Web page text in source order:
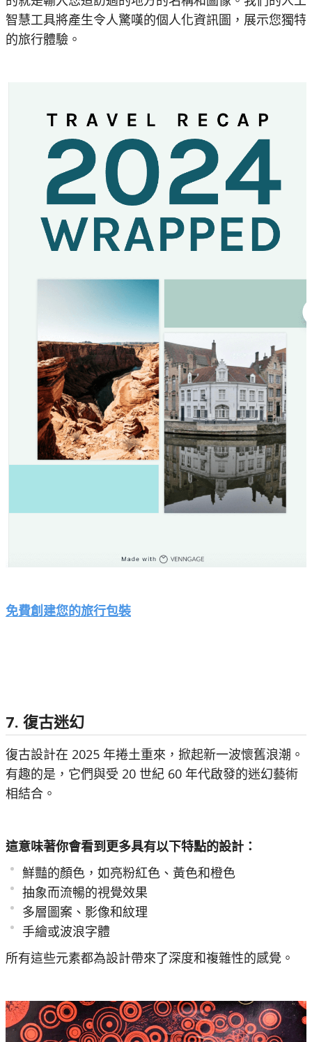
智慧工具將產生令人驚嘆的個人化資訊圖，展示您獨特
的旅行體驗。
免費創建您的旅行包裝
7. 復古迷幻
復古設計在 2025 年捲土重來，掀起新一波懷舊浪潮。
有趣的是，它們與受 20 世紀 60 年代啟發的迷幻藝術
相結合。
這意味著你會看到更多具有以下特點的設計：
鮮豔的顏色，如亮粉紅色、黃色和橙色
抽象而流暢的視覺效果
多層圖案、影像和紋理
手繪或波浪字體
所有這些元素都為設計帶來了深度和複雜性的感覺。